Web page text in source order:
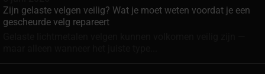
Zijn gelaste velgen veilig? Wat je moet weten voordat je een
gescheurde velg repareert